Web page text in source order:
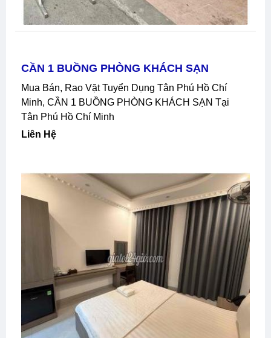
CẦN 1 BUỒNG PHÒNG KHÁCH SẠN
Mua Bán, Rao Vặt Tuyển Dụng Tân Phú Hồ Chí
Minh, CẦN 1 BUỒNG PHÒNG KHÁCH SẠN Tại
Tân Phú Hồ Chí Minh
Liên Hệ